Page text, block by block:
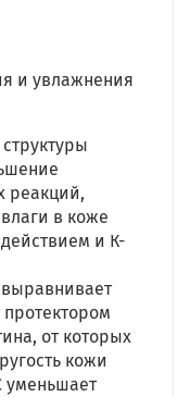
и увлажнения
реакций,
в коже
и К-
от которых
кожи
уменьшает